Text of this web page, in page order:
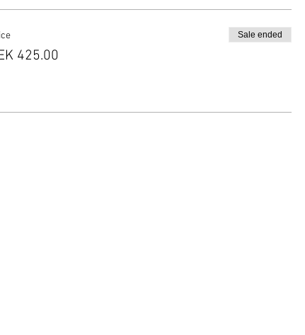
425.00
Sale ended